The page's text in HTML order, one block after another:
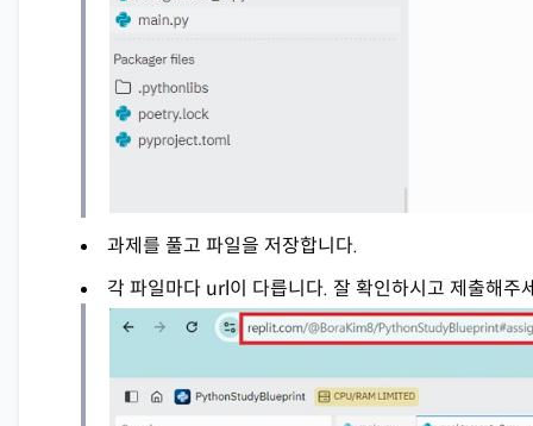
과제를 풀고 파일을 저장합니다.
각 파일마다 url이 다릅니다. 잘 확인하시고 제출해주